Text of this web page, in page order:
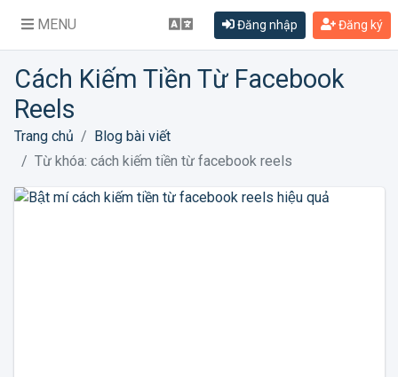
MENU Đăng nhập Đăng ký
Cách Kiếm Tiền Từ Facebook
Reels
Trang chủ
Blog bài viết
Từ khóa: cách kiếm tiền từ facebook reels